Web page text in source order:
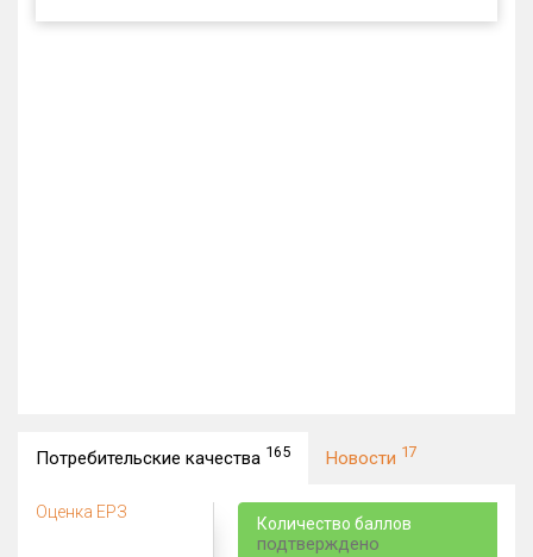
Потребительские качества 165 Новости 17
Оценка ЕРЗ
Количество баллов
подтверждено